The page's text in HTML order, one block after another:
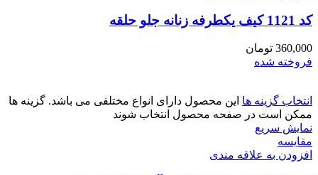
کد 1121 کیف یکطرفه زنانه جلو حلقه
360,000 تومان
فروخته شده
انتخاب گزینه ها این محصول دارای انواع مختلفی می باشد. گزینه ها
ممکن است در صفحه محصول انتخاب شوند
نمایش سریع
مقايسه
افزودن به علاقه مندی